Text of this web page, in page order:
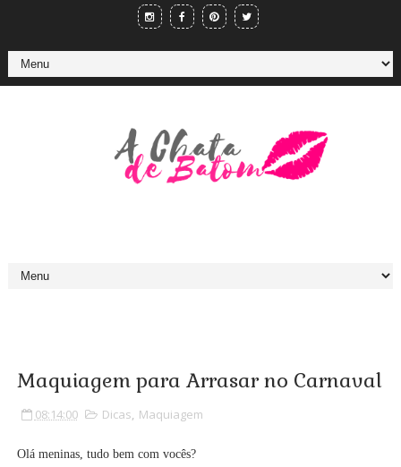
Maquiagem para Arrasar no Carnaval
08:14:00 Dicas, Maquiagem
Olá meninas, tudo bem com vocês?